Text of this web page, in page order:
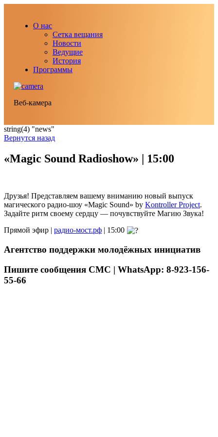
О нас
Сетка вещания
Новости
Ведущие
История
Программы
Веб-камера
string(4) "news"
Вернутся назад
«Magic Sound Radioshow» | 15:00
Друзья! Представляем вашему вниманию новый выпуск
магического радио-шоу «Magic Sound» by Kontroller Project.
Задайте ритм своему сердцу — почувствуйте Магию Звука!
Прямой эфир | радио-мост.рф | 15:00
Агентство поддержки молодёжных инициатив
Пишите сообщения СМС | WhatsApp: 8-923-156-
55-66